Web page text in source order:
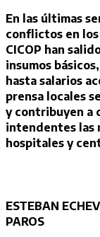
En las últimas
conflictos en
CICOP han
insumos
hasta salarios
prensa locales
y contribuyen a
intendentes las
hospitales y
ESTEBAN
PAROS